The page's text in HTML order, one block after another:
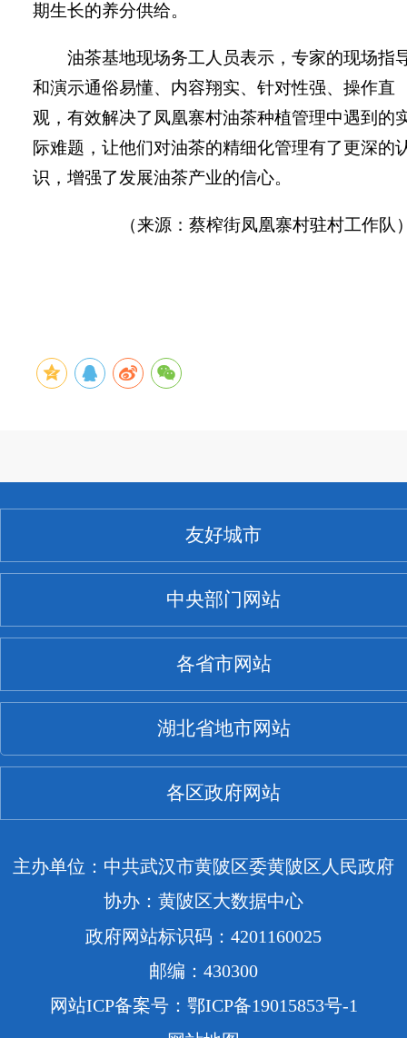
期生长的养分供给。
油茶基地现场务工人员表示，专家的现场指
和演示通俗易懂、内容翔实、针对性强、操作直
观，有效解决了凤凰寨村油茶种植管理中遇到的
际难题，让他们对油茶的精细化管理有了更深的
识，增强了发展油茶产业的信心。
（来源：蔡榨街凤凰寨村驻村工作队
友好城市
中央部门网站
各省市网站
湖北省地市网站
各区政府网站
主办单位：中共武汉市黄陂区委黄陂区人民政府
协办：黄陂区大数据中心
政府网站标识码：4201160025
邮编：430300
网站ICP备案号：鄂ICP备19015853号-1